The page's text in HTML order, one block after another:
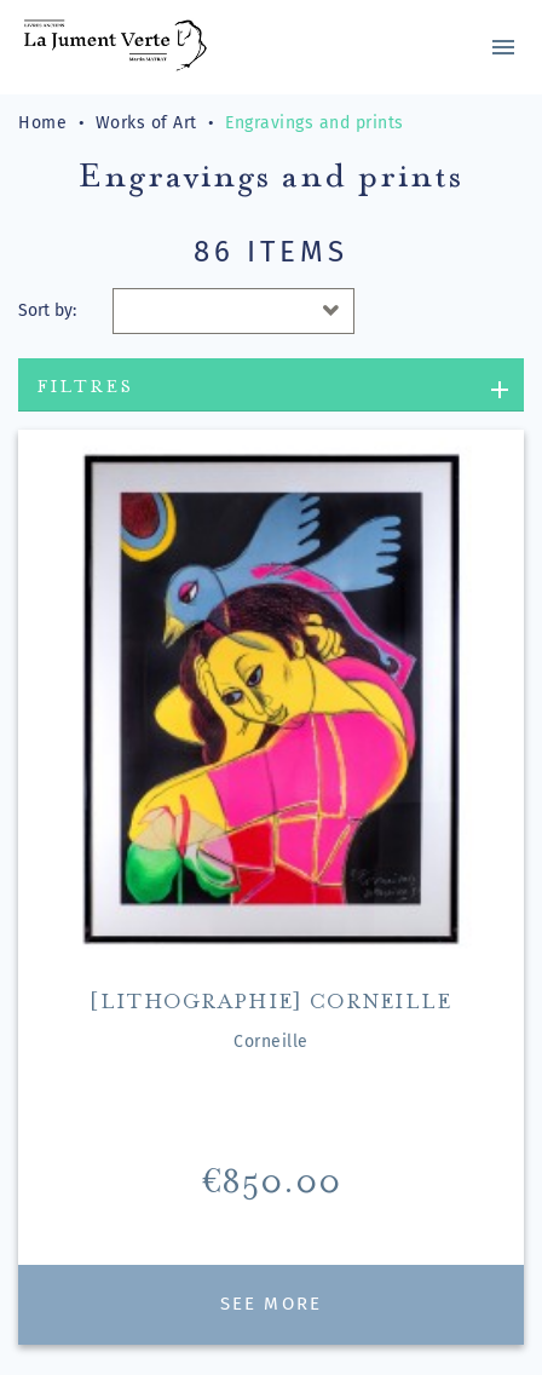
menu
Home Works of Art Engravings and prints
Engravings and prints
86 ITEMS
Sort by:
FILTRES
[LITHOGRAPHIE] CORNEILLE
Corneille
Price
€850.00
SEE MORE